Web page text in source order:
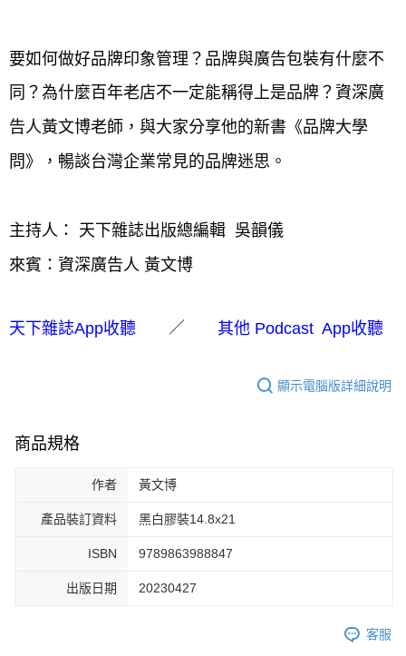
要如何做好品牌印象管理？品牌與廣告包裝有什麼不
同？為什麼百年老店不一定能稱得上是品牌？資深廣
告人黃文博老師，與大家分享他的新書《品牌大學
問》，暢談台灣企業常見的品牌迷思。
主持人： 天下雜誌出版總編輯  吳韻儀
天下雜誌App收聽 ／ 其他 Podcast App收聽
顯示電腦版詳細說明
商品規格
作者 黃文博
產品裝訂資料 黑白膠裝14.8x21
ISBN 9789863988847
出版日期 20230427
客服